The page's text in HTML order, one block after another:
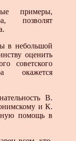
примеры,
позволят
в небольшой
оценить
советского
окажется
В.
и К.
помощь в